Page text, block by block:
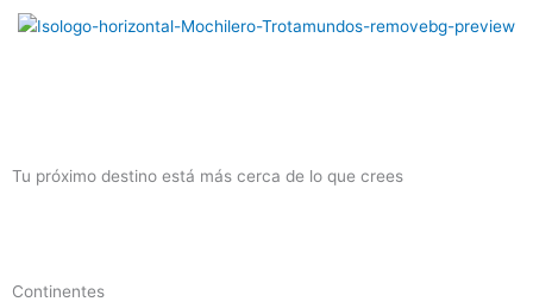
Tu próximo destino está más cerca de lo que crees
Continentes